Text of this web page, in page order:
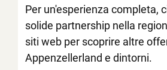
Per un'esperienza completa,
solide partnership nella
siti web per scoprire altre
Appenzellerland e dintorni.